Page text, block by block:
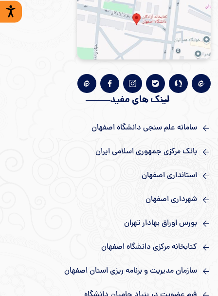
لینک های مفید
سامانه علم سنجی دانشگاه اصفهان
بانک مرکزی جمهوری اسلامی ایران
استانداری اصفهان
شهرداری اصفهان
بورس اوراق بهادار تهران
کتابخانه مرکزی دانشگاه اصفهان
سازمان مدیریت و برنامه ریزی استان اصفهان